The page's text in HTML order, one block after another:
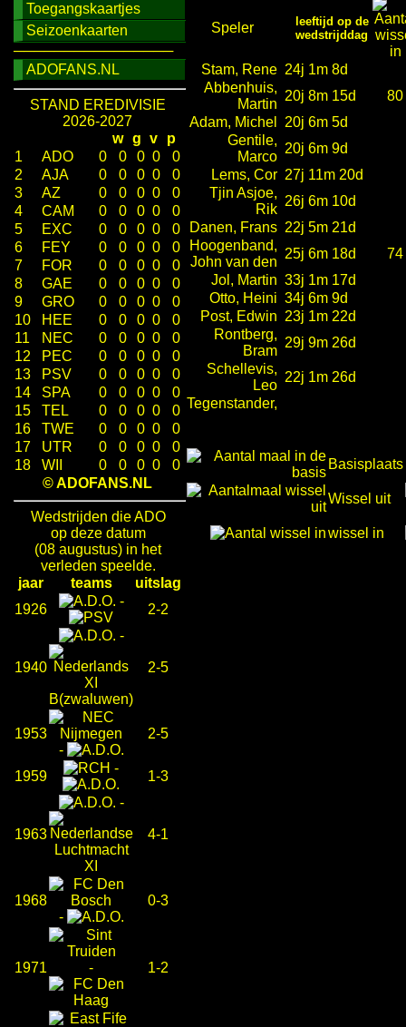
Toegangskaartjes
Seizoenkaarten
────────────────
ADOFANS.NL
STAND EREDIVISIE
2026-2027
w g v
p
1
ADO 0 0 0 0
0
2
AJA 0 0 0 0
0
3
AZ 0 0 0 0
0
4
CAM 0 0 0 0
0
5
EXC 0 0 0 0
0
6
FEY 0 0 0 0
0
7
FOR 0 0 0 0
0
8
GAE 0 0 0 0
0
9
GRO 0 0 0 0
0
10
HEE 0 0 0 0
0
11
NEC 0 0 0 0
0
12
PEC 0 0 0 0
0
13
PSV 0 0 0 0
0
14
SPA 0 0 0 0
0
15
TEL 0 0 0 0
0
16
TWE 0 0 0 0
0
17
UTR 0 0 0 0
0
18
WII 0 0 0 0
0
© ADOFANS.NL
Wedstrijden die ADO
op deze datum
(08 augustus) in het
verleden speelde.
jaar
teams
uitslag
1926
-
2-2
1940
-
2-5
1953
-
2-5
1959
-
1-3
1963
-
4-1
1968
-
0-3
1971 - 1-2
Speler
leeftijd op de
wedstrijddag
Stam, Rene 24j 1m 8d
Abbenhuis,
Martin
20j 8m 15d
80
Adam, Michel
20j 6m 5d
Gentile,
Marco
20j 6m 9d
Lems, Cor 27j 11m 20d
Tjin Asjoe,
Rik
26j 6m 10d
Danen, Frans 22j 5m 21d
Hoogenband,
John van den
25j 6m 18d
74
Jol, Martin 33j 1m 17d
Otto, Heini 34j 6m 9d
Post, Edwin 23j 1m 22d
Rontberg,
Bram
29j 9m 26d
Schellevis,
Leo
22j 1m 26d
Tegenstander,
Basisplaats
Wissel uit
wissel in